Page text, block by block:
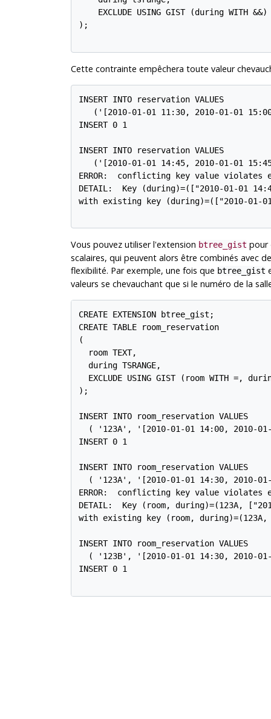
    EXCLUDE USING GIST (during WITH &&)
);
Cette contrainte empêchera toute valeur
INSERT INTO reservation VALUES
('[2010-01-01 11:30, 2010-01-01
INSERT 0 1
INSERT INTO reservation VALUES
('[2010-01-01 14:45, 2010-01-01
ERROR:  conflicting key value
DETAIL:  Key (during)=(["2010-01-01
with existing key (during)=(["2010-01-
Vous pouvez utiliser l'extension btree_gist pour
scalaires, qui peuvent alors être combinés avec
flexibilité. Par exemple, une fois que btree_gist
valeurs se chevauchant que si le numéro de la
CREATE EXTENSION btree_gist;
CREATE TABLE room_reservation
(
  room TEXT,
  during TSRANGE,
EXCLUDE USING GIST (room WITH =,
);
INSERT INTO room_reservation VALUES
( '123A', '[2010-01-01 14:00, 2010-
INSERT 0 1
INSERT INTO room_reservation VALUES
( '123A', '[2010-01-01 14:30, 2010-
ERROR:  conflicting key value violates
DETAIL:  Key (room, during)=(123A,
with existing key (room,
INSERT INTO room_reservation VALUES
( '123B', '[2010-01-01 14:30, 2010-
INSERT 0 1